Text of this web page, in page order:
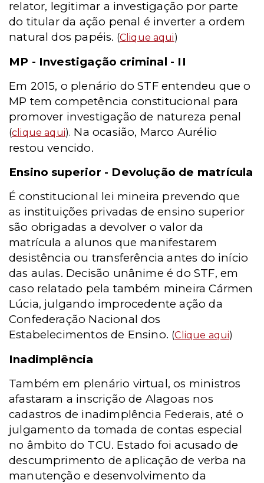
relator, legitimar a investigação por parte
do titular da ação penal é inverter a ordem
natural dos papéis. (Clique aqui)
MP - Investigação criminal - II
Em 2015, o plenário do STF entendeu que o
MP tem competência constitucional para
promover investigação de natureza penal
(clique aqui). Na ocasião, Marco Aurélio
restou vencido.
Ensino superior - Devolução de matrícula
É constitucional lei mineira prevendo que
as instituições privadas de ensino superior
são obrigadas a devolver o valor da
matrícula a alunos que manifestarem
desistência ou transferência antes do início
das aulas. Decisão unânime é do STF, em
caso relatado pela também mineira Cármen
Lúcia, julgando improcedente ação da
Confederação Nacional dos
Estabelecimentos de Ensino. (Clique aqui)
Inadimplência
Também em plenário virtual, os ministros
afastaram a inscrição de Alagoas nos
cadastros de inadimplência Federais, até o
julgamento da tomada de contas especial
no âmbito do TCU. Estado foi acusado de
descumprimento de aplicação de verba na
manutenção e desenvolvimento da